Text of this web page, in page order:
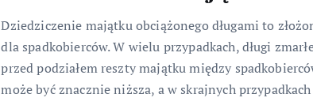
Dziedziczenie majątku obciążonego długami to
dla spadkobierców. W wielu przypadkach, długi
przed podziałem reszty majątku między
może być znacznie niższa, a w skrajnych